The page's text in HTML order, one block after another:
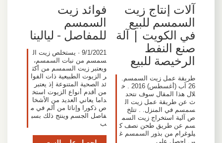
آلات إنتاج زيت
السمسم للبيع
في الكويت | آلة
صنع النفط
الرخيصة للبيع
طريقة عمل زيت السمسم.
26 آب (أغسطس) 2016 . خ
لال هذا المقال سوف نتحد
ث عن طريقة عمل زيت ال
سمسم في المنزل. . تتلخ
ص آلية استخراج زيت السم
سم عن طريق طحن نصف ك
يلوغرام من بذور السمسم غ
ير. احصل على
فوائد زيت
السمسم
للمفاصل - ليالينا
9/1/2021 · يستخلص زيت ال
سمسم من نبات السمسم،
ويعتبر زيت السمسم من أكث
ر الزيوت الطبيعية ذات الفوا
ئد الصحية المتنوعة إذ يعتبر
من أقدم أنواع الزيوت استخ
داما يعاني العديد من الأشخا
ص ذكورا وإناثا من ألم في م
فاصل الجسم وينتج ذلك بسب
ب